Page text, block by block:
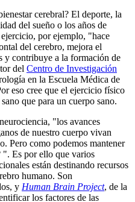
cerebral? El deporte, la
del sueño o los años de
por ejemplo, "hace
del cerebro, mejora el
y contribuye a la formación de
del Centro de Investigación
en la Escuela Médica de
eso cree que el ejercicio físico
que para un cuerpo sano.
"los avances
de nuestro cuerpo vivan
Pero como podemos mantener
". Es por ello que varios
están destinando recursos
humano. Son
y Human Brain Project, de la
los factores de las